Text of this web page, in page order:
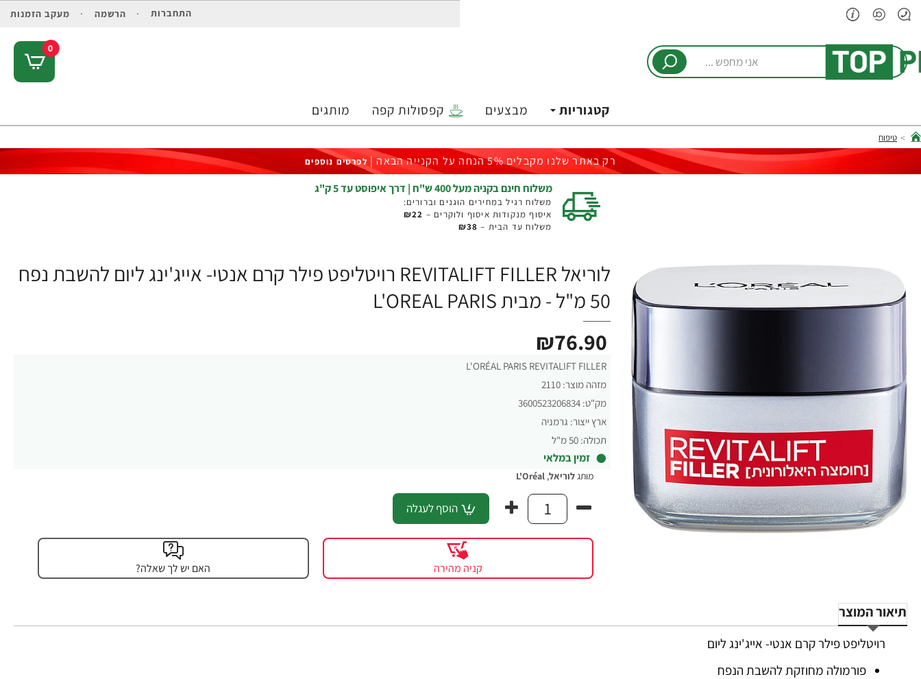
התחברות הרשמה מעקב הזמנות
מחפש
0
קטגוריות מבצעים קפסולות קפה מותגים
home
טיפוח
רק באתר שלנו מקבלים 5% הנחה על הקנייה הבאה | לפרטים נוספים
משלוח חינם בקניה מעל 400 ש"ח | דרך איפוסט עד 5 ק"ג
משלוח רגיל במחירים הוגנים וברורים:
איסוף מנקודות איסוף ולוקרים – ₪22
משלוח עד הבית – ₪38
לוריאל REVITALIFT FILLER רויטליפט פילר קרם אנטי- אייג'ינג ליום להשבת נפח
50 מ"ל - מבית L'OREAL PARIS
L'ORÉAL PARIS REVITALIFT FILLER
מזהה מוצר: 2110
מק"ט: 3600523206834
ארץ ייצור: גרמניה
תכולה: 50 מ"ל
זמין במלאי
₪76.90
מותגלוריאל,
L'Oréal
הוסף לעגלה
קניה מהירה האם יש לך שאלה?
תיאור המוצר
רויטליפט פילר קרם אנטי- אייג'ינג ליום
פורמולה מחוזקת להשבת הנפח